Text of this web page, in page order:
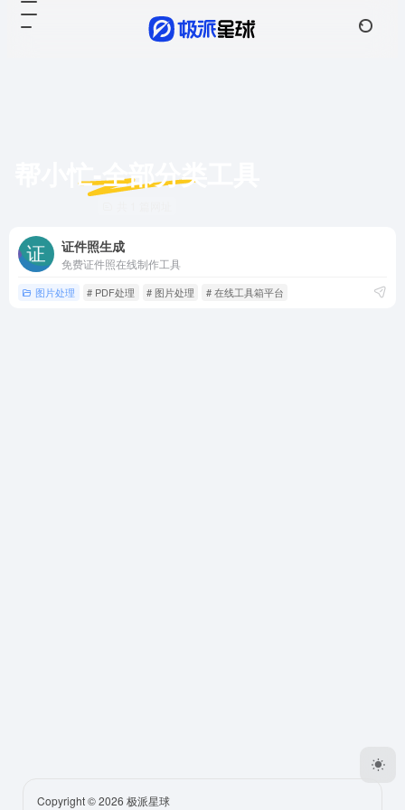
帮小忙-全部分类工具
证件照生成
免费证件照在线制作工具
图片处理 # PDF处理 # 图片处理 # 在线工具箱平台
Copyright © 2026 极派星球